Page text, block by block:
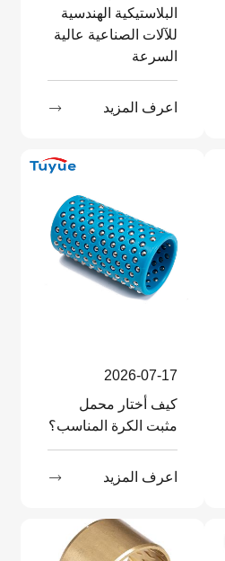
البلاستيكية الهندسية
للآلات الصناعية عالية
السرعة
اعرف المزيد 
2026-07-17
كيف أختار محمل
مثبت الكرة المناسب؟
اعرف المزيد 